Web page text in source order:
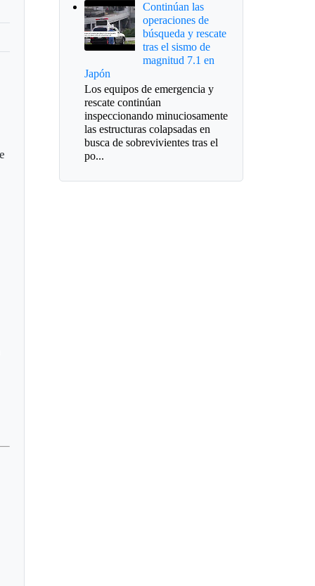
Continúan las
operaciones de
búsqueda y rescate
tras el sismo de
magnitud 7.1 en
Japón
Los equipos de emergencia y
rescate continúan
inspeccionando minuciosamente
las estructuras colapsadas en
busca de sobrevivientes tras el
po...